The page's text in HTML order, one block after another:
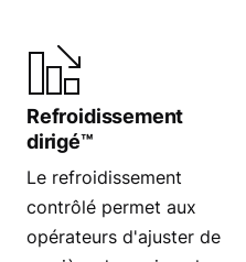
Refroidissement
dirigé™
Le refroidissement
contrôlé permet aux
opérateurs d'ajuster de